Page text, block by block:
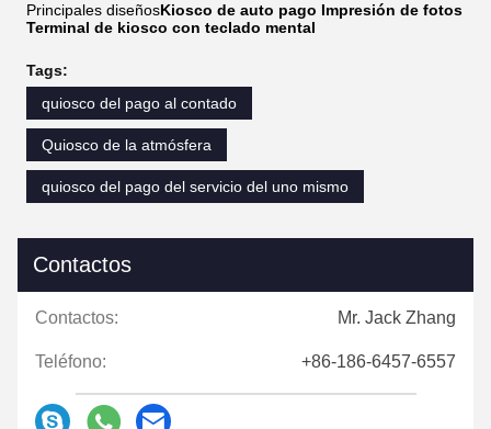
Principales diseñosKiosco de auto pago Impresión de fotos
Terminal de kiosco con teclado mental
Tags:
quiosco del pago al contado
Quiosco de la atmósfera
quiosco del pago del servicio del uno mismo
Contactos
Contactos: Mr. Jack Zhang
Teléfono: +86-186-6457-6557